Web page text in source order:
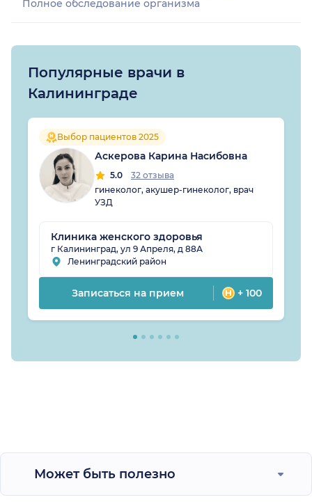
Полное обследование организма
Популярные врачи в
Калининграде
Выбор пациентов 2025
Аскерова Карина Насибовна
5.0
32 отзыва
гинеколог, акушер-гинеколог, врач
УЗД
Клиника женского здоровья
г Калининград, ул 9 Апреля, д 88А
Ленинградский район
Записаться на прием + 100
Может быть полезно